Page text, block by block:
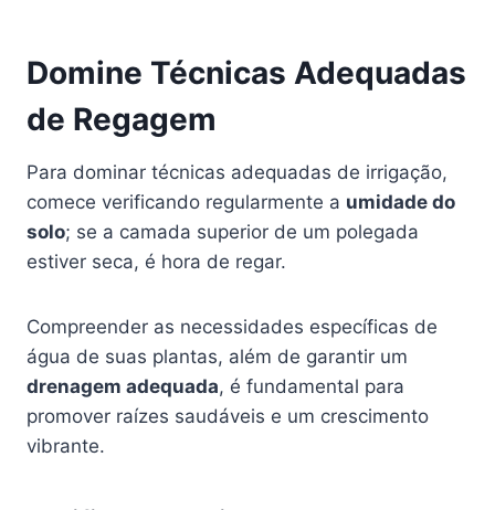
Domine Técnicas Adequadas
de Regagem
Para dominar técnicas adequadas de irrigação,
comece verificando regularmente a umidade do
solo; se a camada superior de um polegada
estiver seca, é hora de regar.
Compreender as necessidades específicas de
água de suas plantas, além de garantir um
drenagem adequada, é fundamental para
promover raízes saudáveis e um crescimento
vibrante.